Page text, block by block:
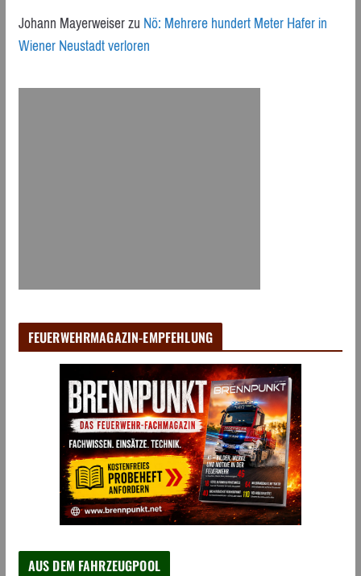
Johann MayerweiserzuNö: Mehrere hundert Meter Hafer in
Wiener Neustadt verloren
FEUERWEHRMAGAZIN-EMPFEHLUNG
AUS DEM FAHRZEUGPOOL